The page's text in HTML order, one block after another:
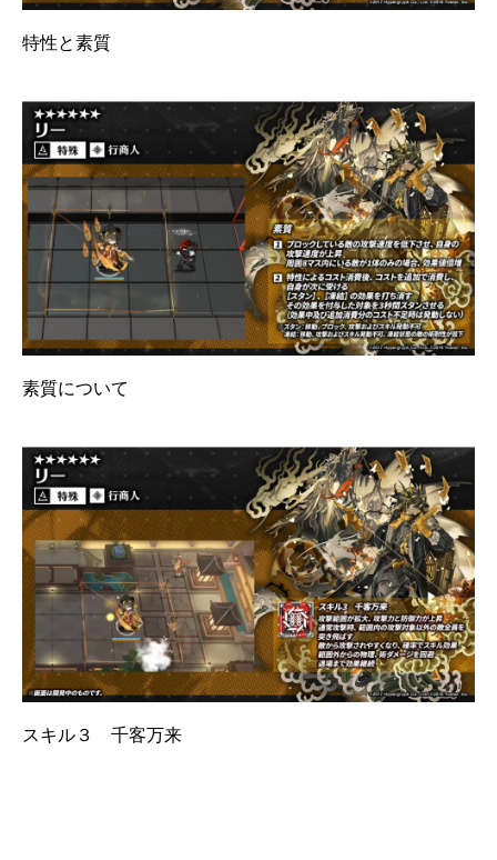
特性と素質
素質について
スキル３ 千客万来